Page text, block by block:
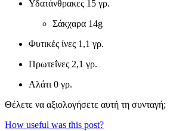
Υδατάνθρακες 15 γρ.
Σάκχαρα 14g
Φυτικές ίνες 1,1 γρ.
Πρωτεΐνες 2,1 γρ.
Αλάτι0 γρ.
Θέλετε να αξιολογήσετε αυτή τη συνταγή;
How useful was this post?